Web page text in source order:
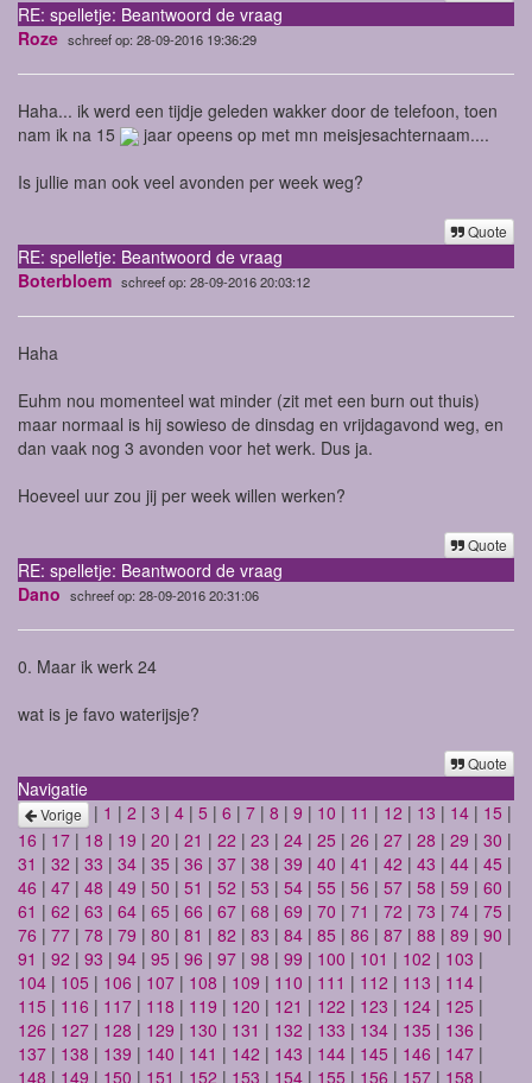
RE: spelletje: Beantwoord de vraag
Roze schreef op: 28-09-2016 19:36:29
Haha... ik werd een tijdje geleden wakker door de telefoon, toen
nam ik na 15
jaar opeens op met mn meisjesachternaam....
Is jullie man ook veel avonden per week weg?
Quote
RE: spelletje: Beantwoord de vraag
Boterbloem schreef op: 28-09-2016 20:03:12
Haha
Euhm nou momenteel wat minder (zit met een burn out thuis)
maar normaal is hij sowieso de dinsdag en vrijdagavond weg, en
dan vaak nog 3 avonden voor het werk. Dus ja.
Hoeveel uur zou jij per week willen werken?
Quote
RE: spelletje: Beantwoord de vraag
Dano schreef op: 28-09-2016 20:31:06
0. Maar ik werk 24
wat is je favo waterijsje?
Quote
Navigatie
Vorige | 1 | 2 | 3 | 4 | 5 | 6 | 7 | 8 | 9 | 10 | 11 | 12 | 13 | 14 | 15 |
16 | 17 | 18 | 19 | 20 | 21 | 22 | 23 | 24 | 25 | 26 | 27 | 28 | 29 | 30 |
31 | 32 | 33 | 34 | 35 | 36 | 37 | 38 | 39 | 40 | 41 | 42 | 43 | 44 | 45 |
46 | 47 | 48 | 49 | 50 | 51 | 52 | 53 | 54 | 55 | 56 | 57 | 58 | 59 | 60 |
61 | 62 | 63 | 64 | 65 | 66 | 67 | 68 | 69 | 70 | 71 | 72 | 73 | 74 | 75 |
76 | 77 | 78 | 79 | 80 | 81 | 82 | 83 | 84 | 85 | 86 | 87 | 88 | 89 | 90 |
91 | 92 | 93 | 94 | 95 | 96 | 97 | 98 | 99 | 100 | 101 | 102 | 103 |
104 | 105 | 106 | 107 | 108 | 109 | 110 | 111 | 112 | 113 | 114 |
115 | 116 | 117 | 118 | 119 | 120 | 121 | 122 | 123 | 124 | 125 |
126 | 127 | 128 | 129 | 130 | 131 | 132 | 133 | 134 | 135 | 136 |
137 | 138 | 139 | 140 | 141 | 142 | 143 | 144 | 145 | 146 | 147 |
148 | 149 | 150 | 151 | 152 | 153 | 154 | 155 | 156 | 157 | 158 |